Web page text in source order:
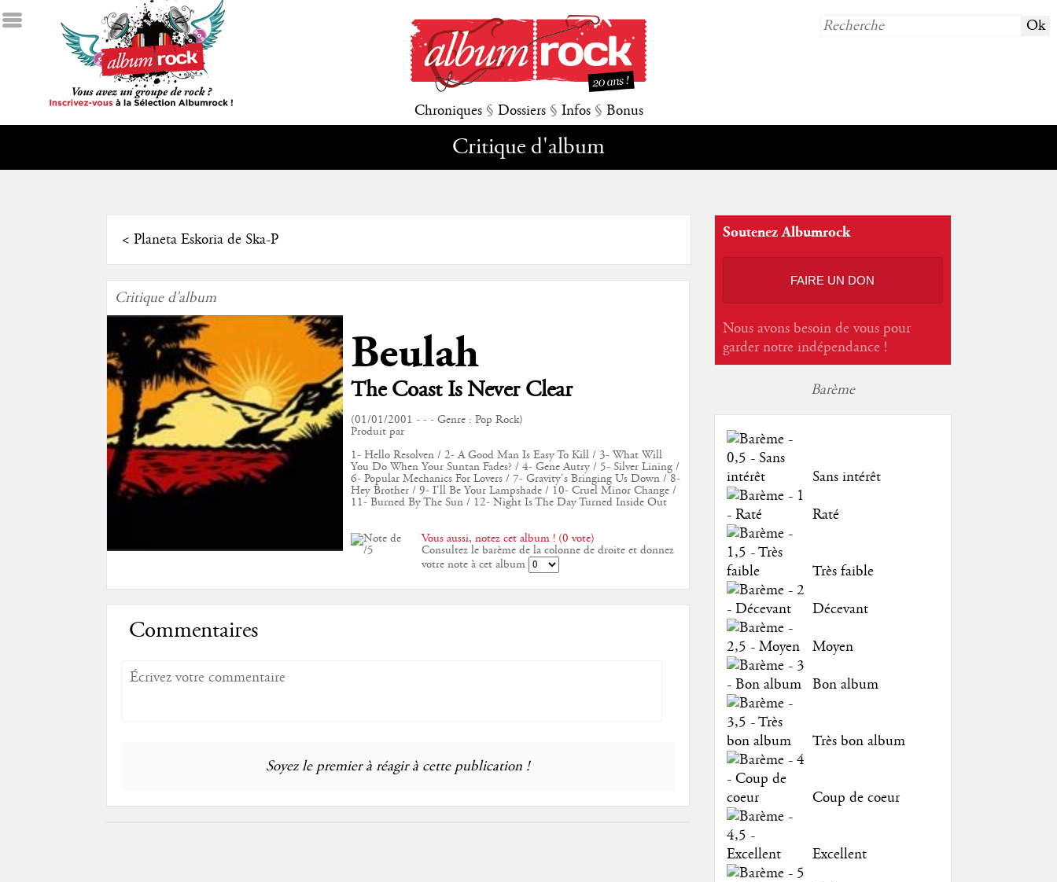
Chroniques § Dossiers § Infos § Bonus
Critique d'album
< Planeta Eskoria de Ska-P
Critique d'album
Beulah
The Coast Is Never Clear
(01/01/2001 - - - Genre : Pop Rock)
Produit par
1- Hello Resolven / 2- A Good Man Is Easy To Kill / 3- What Will
You Do When Your Suntan Fades? / 4- Gene Autry / 5- Silver Lining /
6- Popular Mechanics For Lovers / 7- Gravity's Bringing Us Down / 8-
Hey Brother / 9- I'll Be Your Lampshade / 10- Cruel Minor Change /
11- Burned By The Sun / 12- Night Is The Day Turned Inside Out
Vous aussi, notez cet album ! (0 vote)
Consultez le barème de la colonne de droite et donnez
votre note à cet album
Commentaires
Soyez le premier à réagir à cette publication !
Soutenez Albumrock
FAIRE UN DON
Nous avons besoin de vous pour
garder notre indépendance !
Barème
Sans intérêt
Raté
Très faible
Décevant
Moyen
Bon album
Très bon album
Coup de coeur
Excellent